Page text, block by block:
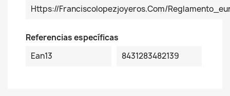
Https://franciscolopezjoyeros.com/
Referencias específicas
Ean13
8431283482139